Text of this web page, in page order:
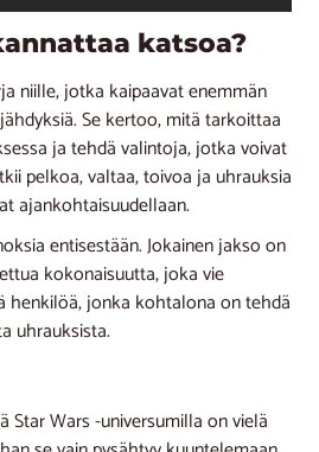
katsoa?
niille, jotka kaipaavat enemmän
Se kertoo, mitä tarkoittaa
ja tehdä valintoja, jotka voivat
pelkoa, valtaa, toivoa ja uhrauksia
ajankohtaisuudellaan.
entisestään. Jokainen jakso on
kokonaisuutta, joka vie
henkilöä, jonka kohtalona on tehdä
uhrauksista.
Star Wars -universumilla on vielä